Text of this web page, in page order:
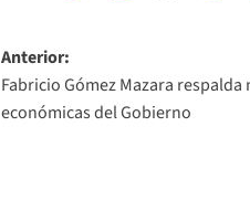
Anterior:
Fabricio Gómez Mazara respalda
económicas del Gobierno